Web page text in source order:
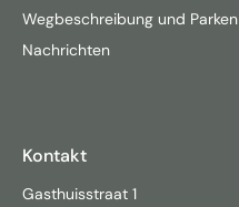
Wegbeschreibung und Parken
Nachrichten
Kontakt
Gasthuisstraat 1